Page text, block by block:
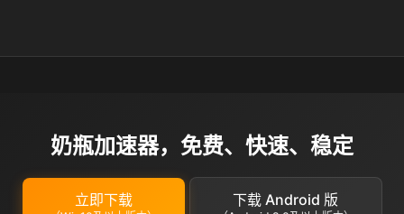
奶瓶加速器，免费、快速、稳定
立即下载 下载 Android 版